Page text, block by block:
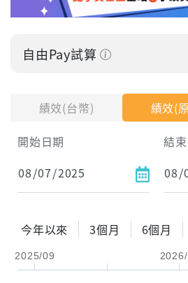
績效(台幣) 績效(
開始日期
結
今年以來 3個月 6個月
2025/09
自由Pay試算
每月Pay出方式
依金額
0% 年化自由Pay率